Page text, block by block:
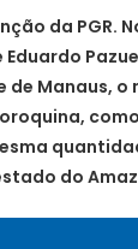
da PGR.
de Manaus,
do